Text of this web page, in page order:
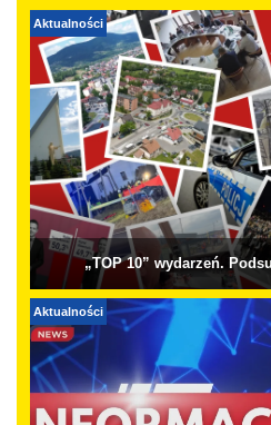
Aktualności
„TOP 10” wydarzeń.
Aktualności